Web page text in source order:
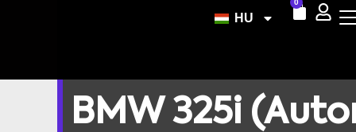
HU
0
BMW 325i